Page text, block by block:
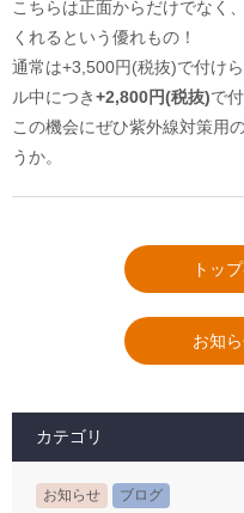
こちらは正面からだけでなく
くれるという優れもの！
通常は+3,500円(税抜)で付け
ル中につき+2,800円(税抜)で
この機会にぜひ紫外線対策用
うか。
トッ
お知
カテゴリ
お知らせ ブログ